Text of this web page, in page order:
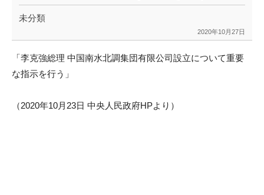
資
進
機
構
未分類
2020年10月27日
k
a
a
「李克強総理 中国南水北調集団有限公司設立について重要
な指示を行う」
（2020年10月23日 中央人民政府HPより）
機